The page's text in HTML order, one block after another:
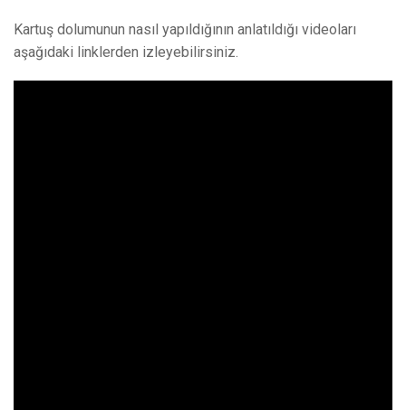
Kartuş dolumunun nasıl yapıldığının anlatıldığı videoları
aşağıdaki linklerden izleyebilirsiniz.